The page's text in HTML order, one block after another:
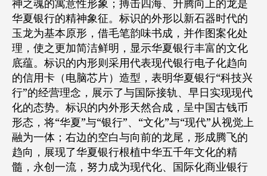
神之魂的寓意性形象；搏击四海、升腾向上的龙是
华夏银行的精神象征。标识的外形以新石器时代的
玉龙为基本原形，借毛笔韵味书成，并作图案化处
理，使之更加简洁鲜明，显示华夏银行丰富的文化
底蕴。标识的内形则采用代表现代银行电子化趋向
的信用卡（电脑芯片）造型，表明华夏银行“科技兴
行”的经营理念，展示了与国际接轨、早日实现现代
化的态势。标识的内外形天然合成，呈中国古钱币
形态，将“华夏”与“银行”、“文化”与“现代”从视觉上
融为一体；右边的空白与向前的龙尾，形成腾飞的
趋向，展现了华夏银行根植中华五千年文化的精
髓，永创一流，努力成为现代化、国际化商业银行